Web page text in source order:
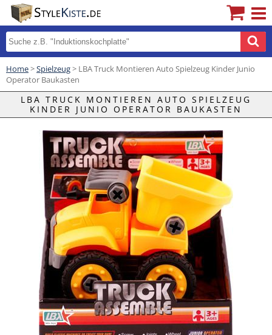
Home>Spielzeug> LBA Truck Montieren Auto Spielzeug Kinder Junio ​​
Operator Baukasten
LBA TRUCK MONTIEREN AUTO SPIELZEUG
KINDER JUNIO ​​OPERATOR BAUKASTEN